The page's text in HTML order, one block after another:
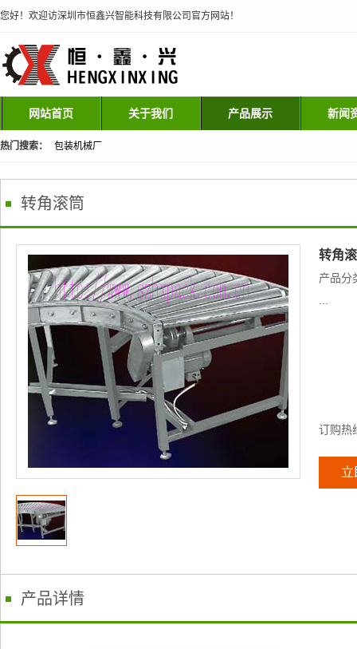
您好！欢迎访深圳市恒鑫兴智能科技有限公司官方网站！
网站首页 关于我们 产品展示 新闻
热门搜索： 包装机械厂
转角滚筒
转角
产品分
订购热
立
产品详情